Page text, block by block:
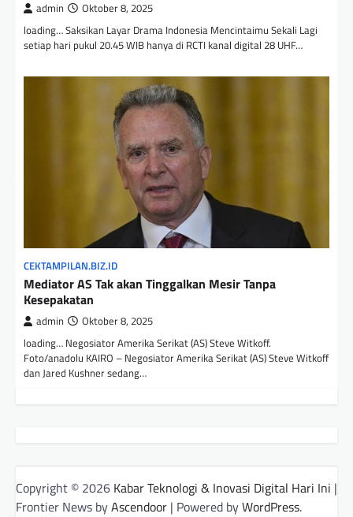
admin Oktober 8, 2025
loading… Saksikan Layar Drama Indonesia Mencintaimu Sekali Lagi
setiap hari pukul 20.45 WIB hanya di RCTI kanal digital 28 UHF…
CEKTAMPILAN.BIZ.ID
Mediator AS Tak akan Tinggalkan Mesir Tanpa
Kesepakatan
admin Oktober 8, 2025
loading… Negosiator Amerika Serikat (AS) Steve Witkoff.
Foto/anadolu KAIRO – Negosiator Amerika Serikat (AS) Steve Witkoff
dan Jared Kushner sedang…
Copyright © 2026 Kabar Teknologi & Inovasi Digital Hari Ini |
Frontier News byAscendoor | Powered byWordPress.